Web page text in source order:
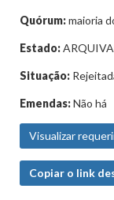
Quórum:maioria
Estado:
Situação:
Emendas:Não há
Visualizar
Copiar o link